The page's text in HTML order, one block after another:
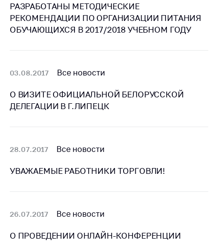
Прямaя телефоннaя
линия
Горячая линия
Сообщить о росте
цен на товары
Сообщить о росте
Адрес и режим
Министра
РАЗРАБОТАНЫ МЕТОДИЧЕСКИЕ
РЕКОМЕНДАЦИИ ПО ОРГАНИЗАЦИИ ПИТАНИЯ
ОБУЧАЮЩИХСЯ В 2017/2018 УЧЕБНОМ ГОДУ
03.08.2017 Все новости
О ВИЗИТЕ ОФИЦИАЛЬНОЙ БЕЛОРУССКОЙ
ДЕЛЕГАЦИИ В Г.ЛИПЕЦК
28.07.2017 Все новости
УВАЖАЕМЫЕ РАБОТНИКИ ТОРГОВЛИ!
26.07.2017 Все новости
О ПРОВЕДЕНИИ ОНЛАЙН-КОНФЕРЕНЦИИ